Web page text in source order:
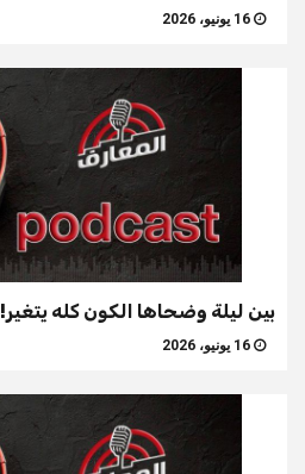
بين ليلة وضحاها الكون كله يتغير!